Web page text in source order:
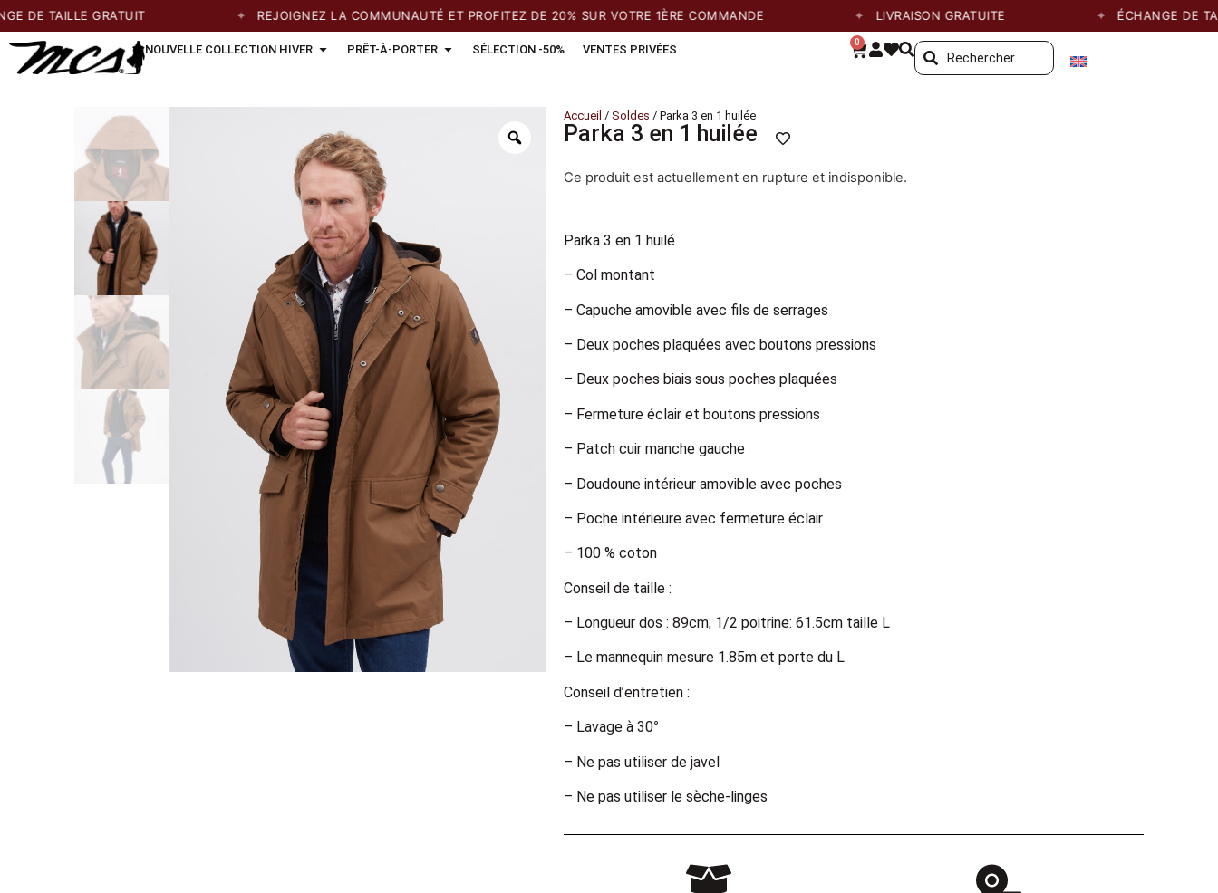
TAILLE GRATUIT REJOIGNEZ LA COMMUNAUTÉ ET PROFITEZ DE 20% SUR VOTRE 1ÈRE COMMANDE LIVRAISON GRATUITE ÉCHANGE DE
NOUVELLE COLLECTION HIVER PRÊT-À-PORTER SÉLECTION -50% VENTES PRIVÉES
0
Accueil / Soldes / Parka 3 en 1 huilée
Parka 3 en 1 huilée
Ce produit est actuellement en rupture et indisponible.
Parka 3 en 1 huilé
– Col montant
– Capuche amovible avec fils de serrages
– Deux poches plaquées avec boutons pressions
– Deux poches biais sous poches plaquées
– Fermeture éclair et boutons pressions
– Patch cuir manche gauche
– Doudoune intérieur amovible avec poches
– Poche intérieure avec fermeture éclair
– 100 % coton
Conseil de taille :
– Longueur dos : 89cm; 1/2 poitrine: 61.5cm taille L
– Le mannequin mesure 1.85m et porte du L
Conseil d’entretien :
– Lavage à 30°
– Ne pas utiliser de javel
– Ne pas utiliser le sèche-linges